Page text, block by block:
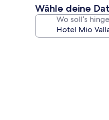
Unterkunft
Wähle deine
Wo soll’s